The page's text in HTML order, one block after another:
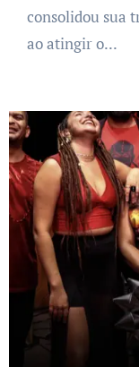
consolidou sua
ao atingir o...